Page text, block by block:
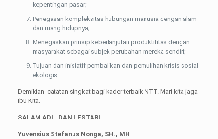
kepentingan pasar;
Penegasan kompleksitas hubungan manusia dengan alam
dan ruang hidupnya;
Menegaskan prinsip keberlanjutan produktifitas dengan
masyarakat sebagai subjek perubahan mereka sendiri;
Tujuan dan inisiatif pembalikan dan pemulihan krisis sosial-
ekologis.
Demikian catatan singkat bagi kader terbaik NTT. Mari kita jaga
Ibu Kita.
SALAM ADIL DAN LESTARI
Yuvensius Stefanus Nonga, SH., MH